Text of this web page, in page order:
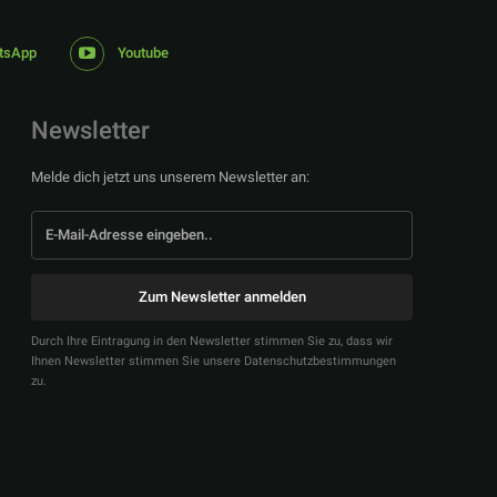
Youtube
Newsletter
Melde dich jetzt uns unserem Newsletter an:
Zum Newsletter anmelden
Durch Ihre Eintragung in den Newsletter stimmen Sie zu, dass wir
Ihnen Newsletter stimmen Sie unsere Datenschutzbestimmungen
zu.